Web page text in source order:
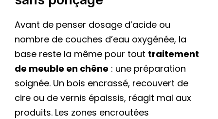
Avant de penser dosage d’acide ou
nombre de couches d’eau oxygénée, la
base reste la même pour tout traitement
de meuble en chêne : une préparation
soignée. Un bois encrassé, recouvert de
cire ou de vernis épaissis, réagit mal aux
produits. Les zones encroutées